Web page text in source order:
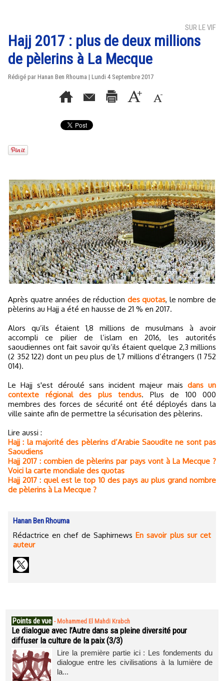
SUR LE VIF
Hajj 2017 : plus de deux millions
de pèlerins à La Mecque
Rédigé par Hanan Ben Rhouma | Lundi 4 Septembre 2017
Après quatre années de réduction des quotas, le nombre de
pèlerins au Hajj a été en hausse de 21 % en 2017.
Alors qu’ils étaient 1,8 millions de musulmans à avoir
accompli ce pilier de l’islam en 2016, les autorités
saoudiennes ont fait savoir qu’ils étaient quelque 2,3 millions
(2 352 122) dont un peu plus de 1,7 millions d’étrangers (1 752
014).
Le Hajj s'est déroulé sans incident majeur mais dans un
contexte régional des plus tendus. Plus de 100 000
membres des forces de sécurité ont été déployés dans la
ville sainte afin de permettre la sécurisation des pèlerins.
Lire aussi :
Hajj : la majorité des pèlerins d’Arabie Saoudite ne sont pas
Saoudiens
Hajj 2017 : combien de pèlerins par pays vont à La Mecque ?
Voici la carte mondiale des quotas
Hajj 2017 : quel est le top 10 des pays au plus grand nombre
de pèlerins à La Mecque ?
Hanan Ben Rhouma
Rédactrice en chef de Saphirnews En savoir plus sur cet
auteur
Points de vue - Mohammed El Mahdi Krabch
Le dialogue avec l’Autre dans sa pleine diversité pour
diffuser la culture de la paix (3/3)
Lire la première partie ici : Les fondements du
dialogue entre les civilisations à la lumière de
la...